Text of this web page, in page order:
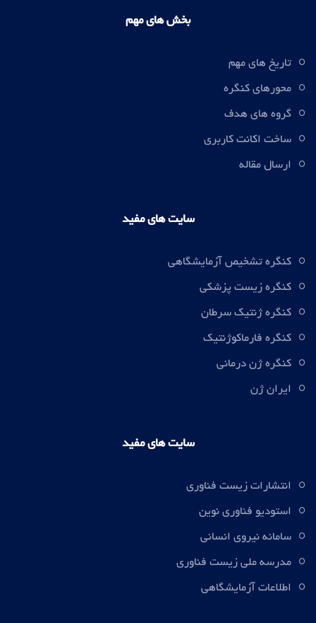
بخش های مهم
تاریخ های مهم
محورهای کنگره
گروه های هدف
ساخت اکانت کاربری
ارسال مقاله
سایت های مفید
کنگره تشخیص آزمایشگاهی
کنگره زیست پزشکی
کنگره ژنتیک سرطان
کنگره فارماکوژنتیک
کنگره ژن درمانی
ایران ژن
سایت های مفید
انتشارات زیست فناوری
استودیو فناوری نوین
سامانه نیروی انسانی
مدرسه ملی زیست فناوری
اطلاعات آزمایشگاهی